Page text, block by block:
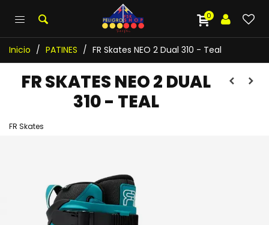
0
Inicio / PATINES / FR Skates NEO 2 Dual 310 - Teal
FR SKATES NEO 2 DUAL
310 - TEAL
FR Skates